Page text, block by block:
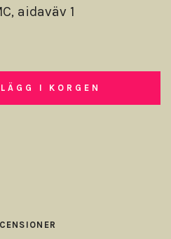
aidaväv 1
LÄGG I KORGEN